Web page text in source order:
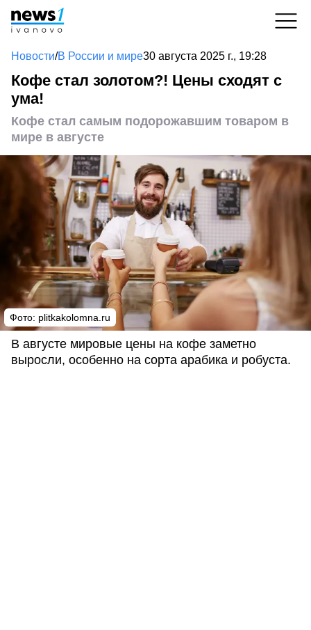
Новости/В России и мире30 августа 2025 г., 19:28
Кофе стал золотом?! Цены сходят с
ума!
Кофе стал самым подорожавшим товаром в
мире в августе
Фото: plitkakolomna.ru
В августе мировые цены на кофе заметно
выросли, особенно на сорта арабика и робуста.